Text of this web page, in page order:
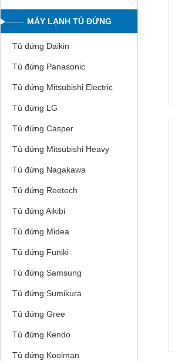
MÁY LẠNH TỦ ĐỨNG
Tủ đứng Daikin
Tủ đứng Panasonic
Tủ đứng Mitsubishi Electric
Tủ đứng LG
Tủ đứng Casper
Tủ đứng Mitsubishi Heavy
Tủ đứng Nagakawa
Tủ đứng Reetech
Tủ đứng Aikibi
Tủ đứng Midea
Tủ đứng Funiki
Tủ đứng Samsung
Tủ đứng Sumikura
Tủ đứng Gree
Tủ đứng Kendo
Tủ đứng Koolman